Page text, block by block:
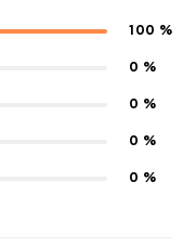
100 %
0 %
0 %
0 %
0 %